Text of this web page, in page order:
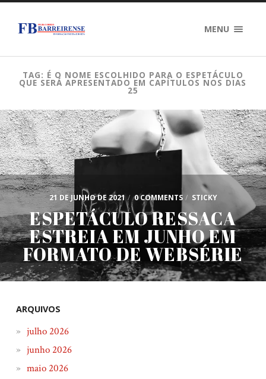
MENU
TAG: É O NOME ESCOLHIDO PARA O ESPETÁCULO
QUE SERÁ APRESENTADO EM CAPÍTULOS NOS DIAS
25
21 DE JUNHO DE 2021 / 0 COMMENTS / STICKY
ESPETÁCULO RESSACA
ESTREIA EM JUNHO EM
FORMATO DE WEBSÉRIE
ARQUIVOS
julho 2026
junho 2026
maio 2026